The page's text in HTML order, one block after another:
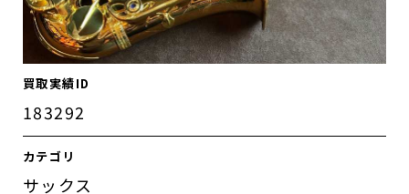
買取実績ID
183292
カテゴリ
サックス